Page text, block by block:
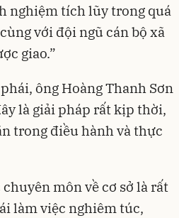
nghiệm tích lũy trong quá
với đội ngũ cán bộ xã
giao.”
ông Hoàng Thanh Sơn
là giải pháp rất kịp thời,
trong điều hành và thực
môn về cơ sở là rất
làm việc nghiêm túc,